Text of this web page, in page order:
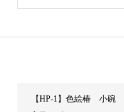
【HP-1】色絵椿 小碗